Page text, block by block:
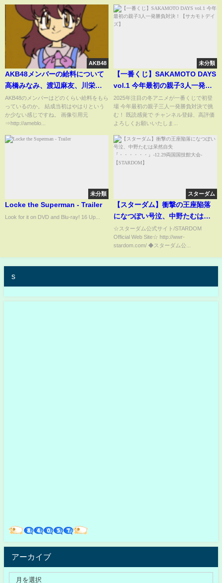
AKB48
AKB48メンバーの給料について
高橋みなみ、渡辺麻友、川栄李
奈が語る！？
AKB48のメンバーはどのくらい給料をもら
っているのか。 結成当初はやはりという
か少ない感じですね。 画像引用元
⇒http://ameblo...
未分類
【一番くじ】SAKAMOTO DAYS
vol.1 今年最初の親子3人一発勝
負対決！【サカモトデイズ】
2025年注目の冬アニメが一番くじで初登
場 今年最初の親子三人一発勝負対決で挑
む！ 既読感覚で チャンネル登録、高評価
よろしくお願いいたしま...
未分類
Locke the Superman - Trailer
Look for it on DVD and Blu-ray! 16 Up...
スターダム
【スターダム】衝撃の王座陥落
になつぽい号泣、中野たむは呆
然自失『・・・・・・』-12.29両
国国技館大会-【STARDOM】
☆スターダム公式サイト/STARDOM
Official Web Site☆ http://wwr-
stardom.com/ ◆スターダム公...
s
アーカイブ